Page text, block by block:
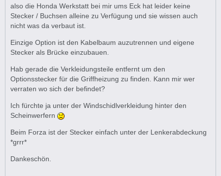
also die Honda Werkstatt bei mir ums Eck hat leider keine
Stecker / Buchsen alleine zu Verfügung und sie wissen auch
nicht was da verbaut ist.
Einzige Option ist den Kabelbaum auzutrennen und eigene
Stecker als Brücke einzubauen.
Hab gerade die Verkleidungsteile entfernt um den
Optionsstecker für die Griffheizung zu finden. Kann mir wer
verraten wo sich der befindet?
Ich fürchte ja unter der Windschidlverkleidung hinter den
Scheinwerfern
Beim Forza ist der Stecker einfach unter der Lenkerabdeckung
*grrr*
Dankeschön.